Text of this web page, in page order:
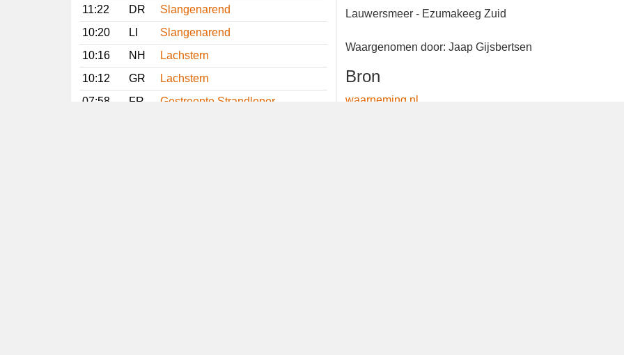
11:22
DR
Slangenarend
10:20
LI
Slangenarend
10:16
NH
Lachstern
10:12
GR
Lachstern
07:58
FR
Gestreepte Strandloper
Bron